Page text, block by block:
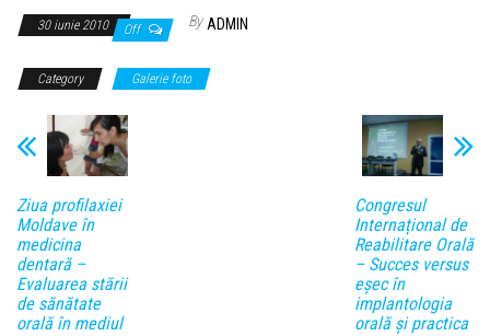
30 iunie 2010 Off By ADMIN
Category Galerie foto
Ziua profilaxiei
Moldave în
medicina
dentară –
Evaluarea stării
de sănătate
orală în mediul
Congresul
Internațional de
Reabilitare Orală
– Succes versus
eșec în
implantologia
orală și practica